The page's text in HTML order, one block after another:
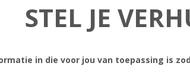
STEL JE
in die voor jou van toepassing is